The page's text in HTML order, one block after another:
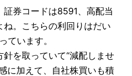
証券コードは8591、高配当
ね。こちらの利回りはだい
ています。
針を取っていて“減配しませ
に加えて、自社株買いも積